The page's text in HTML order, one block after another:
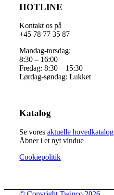
HOTLINE
Kontakt os på
+45 78 77 35 87
Mandag-torsdag:
8:30 – 16:00
Fredag: 8:30 – 15:30
Lørdag-søndag: Lukket
Katalog
Se voresaktuelle hovedkatalog
Åbner i et nyt vindue
Cookiepolitik